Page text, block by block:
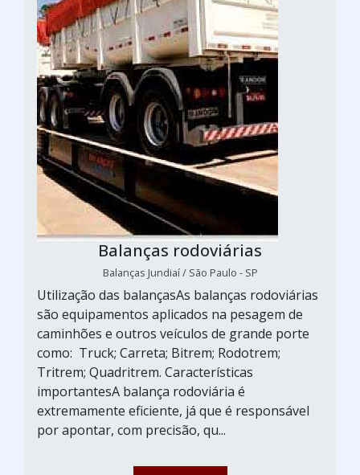
Balanças rodoviárias
Balanças Jundiaí / São Paulo - SP
Utilização das balançasAs balanças rodoviárias
são equipamentos aplicados na pesagem de
caminhões e outros veículos de grande porte
como: Truck; Carreta; Bitrem; Rodotrem;
Tritrem; Quadritrem. Características
importantesA balança rodoviária é
extremamente eficiente, já que é responsável
por apontar, com precisão, qu...